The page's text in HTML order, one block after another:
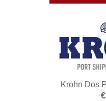
Krohn Dos